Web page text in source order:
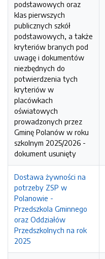
podstawowych oraz
klas pierwszych
publicznych szkół
podstawowych, a także
kryteriów branych pod
uwagę i dokumentów
niezbędnych do
potwierdzenia tych
kryteriów w
placówkach
oświatowych
prowadzonych przez
Gminę Polanów w roku
szkolnym 2025/2026 -
dokument usunięty
Dostawa żywności na
potrzeby ZSP w
Polanowie -
Przedszkola Gminnego
oraz Oddziałów
Przedszkolnych na rok
2025